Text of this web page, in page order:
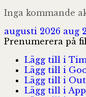
Inga kommande
augusti 2026 aug
Prenumerera på
Lägg till i
Lägg till i
Lägg till i
Lägg till i